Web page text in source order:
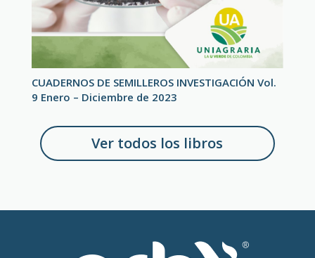
CUADERNOS DE SEMILLEROS INVESTIGACIÓN Vol.
9 Enero – Diciembre de 2023
Ver todos los libros